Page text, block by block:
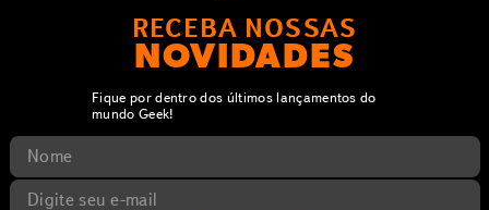
RECEBA NOSSAS
NOVIDADES
Fique por dentro dos últimos lançamentos do
mundo Geek!